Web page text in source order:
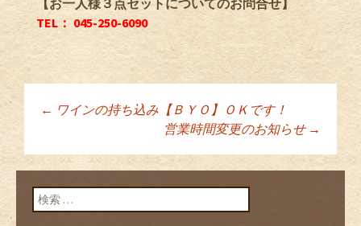
【お一人様３点セットについてのお問合せ】
TEL： 045-250-6090
投稿ナビゲーショ
ン
← ワインの持ち込み【ＢＹＯ】ＯＫです！
営業時間変更のお知らせ →
検索: